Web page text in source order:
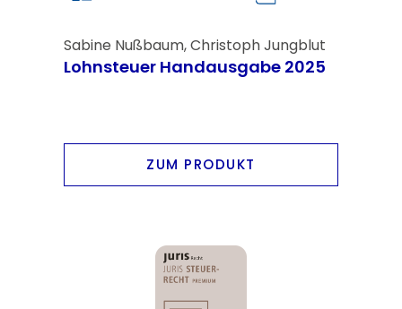
Sabine Nußbaum, Christoph Jungblut
Lohnsteuer Handausgabe 2025
ZUM PRODUKT